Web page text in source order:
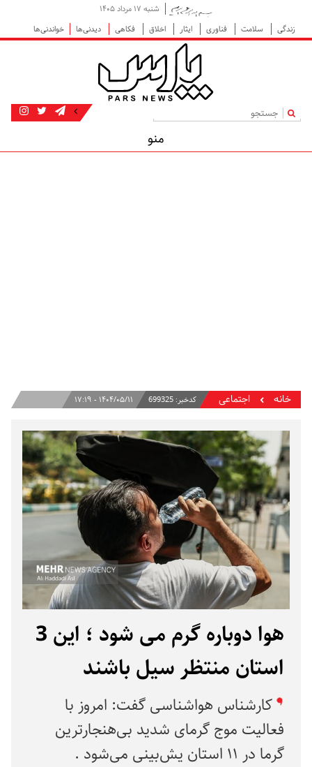
شنبه ۱۷ مرداد ۱۴۰۵
زندگی
سلامت فناوری ایثار اخلاق فکاهی دیدنی‌ها خواندنی‌ها
|
منو
خانه اجتماعی کدخبر:699325 ۱۴۰۴/۰۵/۱۱ - ۱۷:۱۹
هوا دوباره گرم می شود ؛ این 3
استان منتظر سیل باشند
کارشناس هواشناسی گفت: امروز با
فعالیت موج گرمای شدید بی‌هنجارترین
گرما در ۱۱ استان یش‌بینی می‌شود .